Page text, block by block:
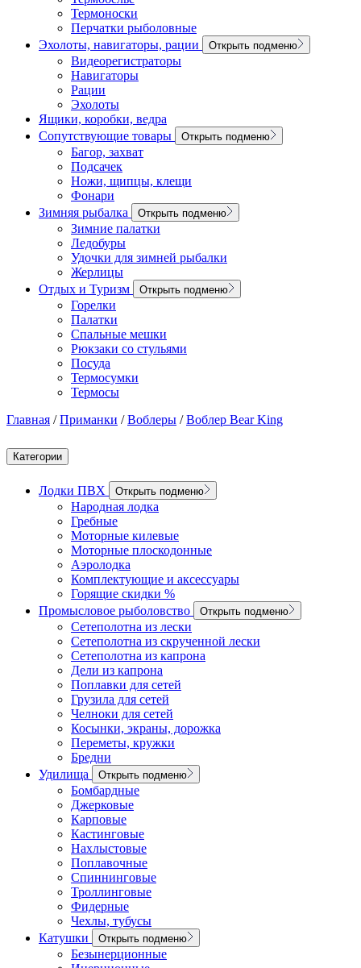
Термоноски
Перчатки рыболовные
Эхолоты, навигаторы, рации
Открыть подменю
Видеорегистраторы
Навигаторы
Рации
Эхолоты
Ящики, коробки, ведра
Сопутствующие товары
Открыть подменю
Багор, захват
Подсачек
Ножи, щипцы, клещи
Фонари
Зимняя рыбалка
Открыть подменю
Зимние палатки
Ледобуры
Удочки для зимней рыбалки
Жерлицы
Отдых и Туризм
Открыть подменю
Горелки
Палатки
Спальные мешки
Рюкзаки со стульями
Посуда
Термосумки
Термосы
Главная /Приманки /Воблеры /Воблер Bear King
Категории
Лодки ПВХ Открыть подменю
Народная лодка
Гребные
Моторные килевые
Моторные плоскодонные
Аэролодка
Комплектующие и аксессуары
Горящие скидки %
Промысловое рыболовство
Открыть подменю
Сетеполотна из лески
Сетеполотна из скрученной лески
Сетеполотна из капрона
Дели из капрона
Поплавки для сетей
Грузила для сетей
Челноки для сетей
Косынки, экраны, дорожка
Переметы, кружки
Бредни
Удилища
Открыть подменю
Бомбардные
Джерковые
Карповые
Кастинговые
Нахлыстовые
Поплавочные
Спиннинговые
Троллинговые
Фидерные
Чехлы, тубусы
Катушки
Открыть подменю
Безынерционные